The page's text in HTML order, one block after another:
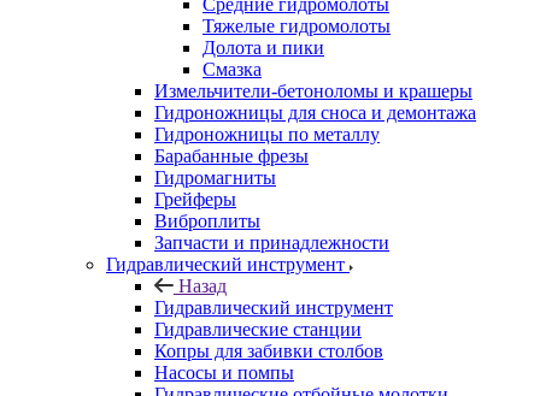
Средние гидромолоты
Тяжелые гидромолоты
Долота и пики
Смазка
Измельчители-бетоноломы и крашеры
Гидроножницы для сноса и демонтажа
Гидроножницы по металлу
Барабанные фрезы
Гидромагниты
Грейферы
Виброплиты
Запчасти и принадлежности
Гидравлический инструмент
Назад
Гидравлический инструмент
Гидравлические станции
Копры для забивки столбов
Насосы и помпы